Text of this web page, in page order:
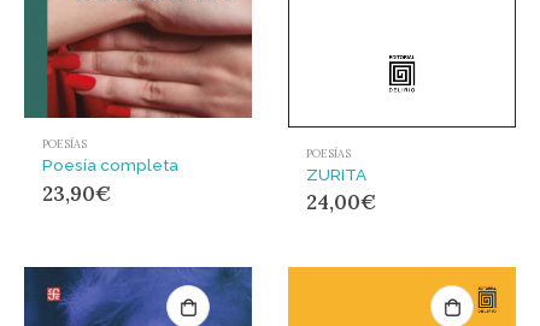
POESÍAS
Poesía completa
23,90€
POESÍAS
ZURITA
24,00€